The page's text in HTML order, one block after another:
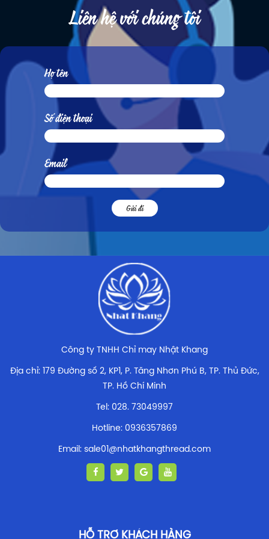
Liên hệ với chúng tôi
Họ tên
Số điện thoại
Email
Gửi đi
Công ty TNHH Chỉ may Nhật Khang
Địa chỉ: 179 Đường số 2, KP1, P. Tăng Nhơn Phú B, TP. Thủ Đức,
TP. Hồ Chí Minh
Tel: 028. 73049997
Hotline: 0936357869
Email: sale01@nhatkhangthread.com
HỖ TRỢ KHÁCH HÀNG